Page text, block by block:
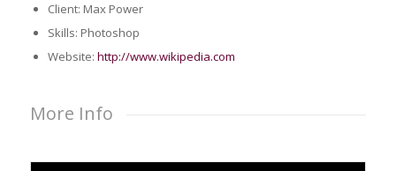
Client: Max Power
Skills: Photoshop
Website: http://www.wikipedia.com
More Info